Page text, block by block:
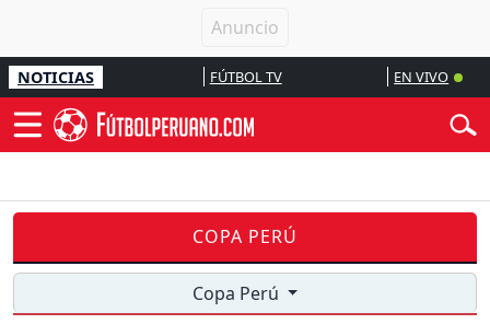
NOTICIAS FÚTBOL TV EN VIVO
COPA PERÚ
Copa Perú